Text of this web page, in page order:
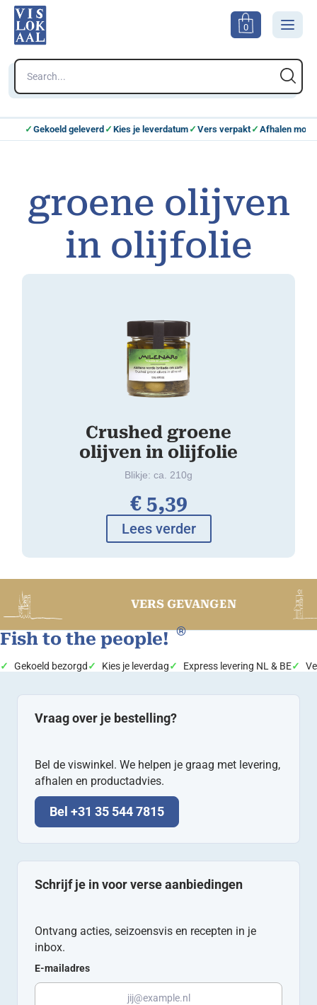
0
Gekoeld geleverd Kies je leverdatum Vers verpakt Afhalen
groene olijven
in olijfolie
Crushed groene
olijven in olijfolie
Blikje: ca. 210g
€5,39
Lees verder
VERS GEVANGEN
Fish to the people! ®
Gekoeld bezorgd Kies je leverdag Express levering NL & BE
Vraag over je bestelling?
Bel de viswinkel. We helpen je graag met levering,
afhalen en productadvies.
Bel +31 35 544 7815
Schrijf je in voor verse aanbiedingen
Ontvang acties, seizoensvis en recepten in je
inbox.
E-mailadres